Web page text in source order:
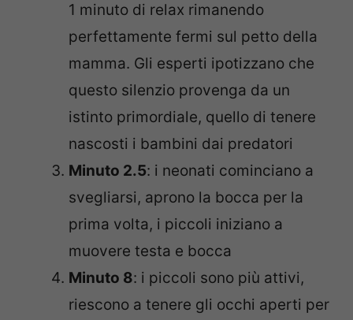
1 minuto di relax rimanendo
perfettamente fermi sul petto della
mamma. Gli esperti ipotizzano che
questo silenzio provenga da un
istinto primordiale, quello di tenere
nascosti i bambini dai predatori
Minuto 2.5: i neonati cominciano a
svegliarsi, aprono la bocca per la
prima volta, i piccoli iniziano a
muovere testa e bocca
Minuto 8: i piccoli sono più attivi,
riescono a tenere gli occhi aperti per